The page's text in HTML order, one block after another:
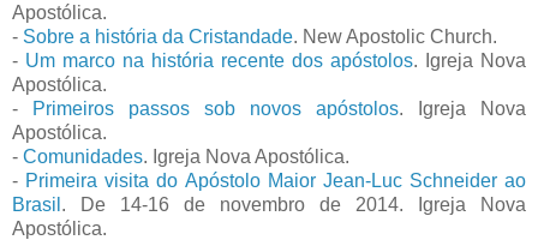
Apostólica.
- Sobre a história da Cristandade. New Apostolic Church.
- Um marco na história recente dos apóstolos. Igreja Nova
Apostólica.
-
Primeiros passos sob novos apóstolos. Igreja Nova
Apostólica.
- Comunidades. Igreja Nova Apostólica.
- Primeira visita do Apóstolo Maior Jean-Luc Schneider ao
Brasil . De 14-16 de novembro de 2014. Igreja Nova
Apostólica.